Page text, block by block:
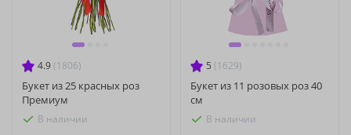
4.9 (1806)
Букет из 25 красных роз
Премиум
В наличии
5 (1629)
Букет из 11 розовых роз 40
см
В наличии